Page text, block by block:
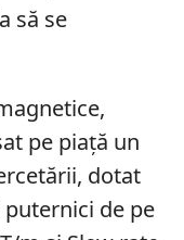
să se
pe piață un
dotat
de pe